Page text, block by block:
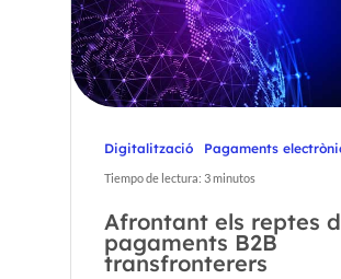
Digitalització Pagaments
Tiempo de lectura: 3minutos
Afrontant els reptes
pagaments B2B
transfronterers